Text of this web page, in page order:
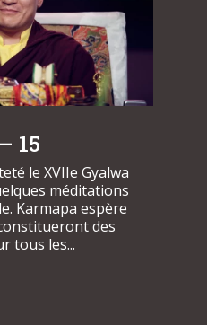
15
le XVIIe Gyalwa
méditations
Karmapa espère
des
tous les...